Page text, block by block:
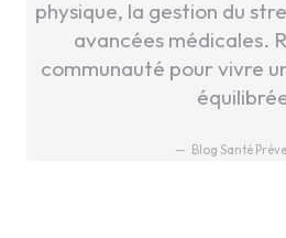
physique, la gestion du
avancées médicales.
communauté pour vivre
Blog Santé